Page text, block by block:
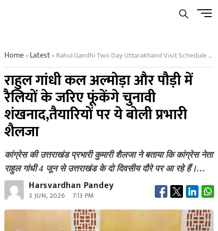
Menu
Home»Latest»Rahul Gandhi Two Day Uttarakhand Visit Schedule Almora Pauri Kotdwar Rally
राहुल गांधी कल अल्मोड़ा और पौड़ी में
रैलियों के जरिए फूंकेंगे चुनावी
शंखनाद,तैयारियों पर ये बोली प्रभारी
शैलजा
कांग्रेस की उत्तराखंड प्रभारी कुमारी शैलजा ने बताया कि कांग्रेस नेता
राहुल गांधी 4 जून से उत्तराखंड के दो दिवसीय दौरे पर आ रहे हैं।…
Harsvardhan Pandey
3 JUN, 2026 7:13 PM